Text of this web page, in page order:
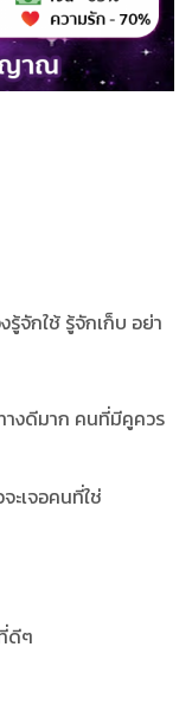
จักใช้ รู้จักเก็บ อย่า
างดีมาก คนที่มีคูควร
ะเจอคนที่ใช่
ดีๆ